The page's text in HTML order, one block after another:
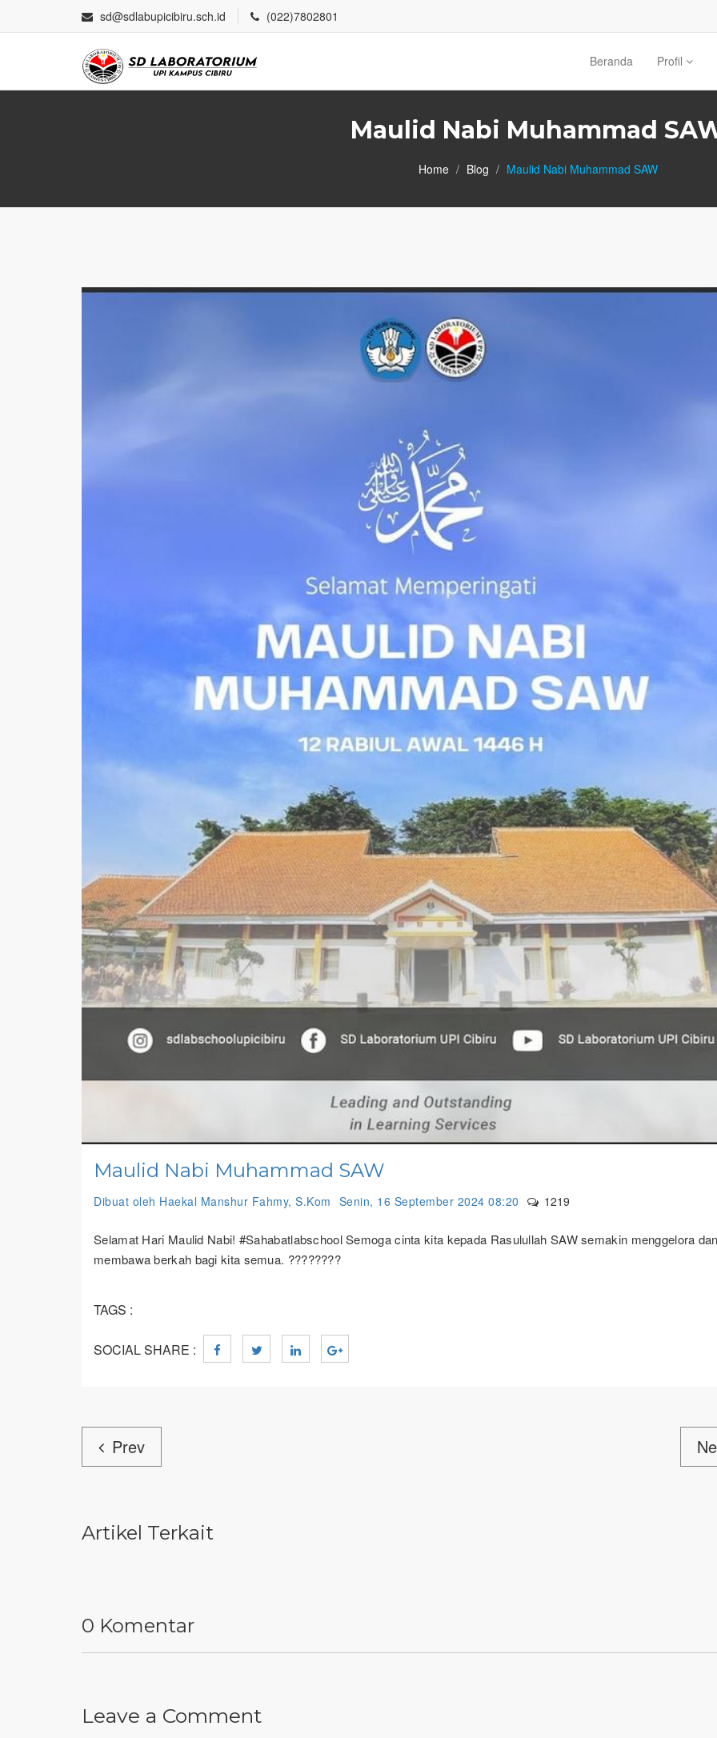
sd@sdlabupicibiru.sch.id (022)7802801
Beranda Profil
Maulid Nabi Muhammad
Home Blog Maulid Nabi Muhammad SAW
Maulid Nabi Muhammad SAW
Dibuat oleh Haekal Manshur Fahmy, S.Kom Senin, 16 September 2024 08:20 1219
Selamat Hari Maulid Nabi! #Sahabatlabschool Semoga cinta kita kepada Rasulullah SAW semakin menggelora
membawa berkah bagi kita semua. ????????
TAGS :
SOCIAL SHARE :
Prev
Artikel Terkait
0 Komentar
Leave a Comment